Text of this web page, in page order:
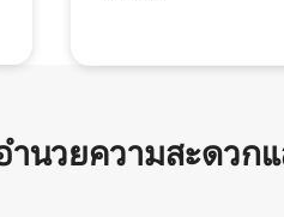
ำนวยความสะดวก